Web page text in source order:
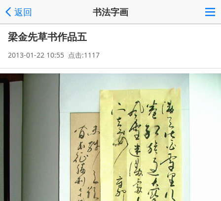
返回 书法字画
梁金先草书作品五
2013-01-22 10:55 点击:1117